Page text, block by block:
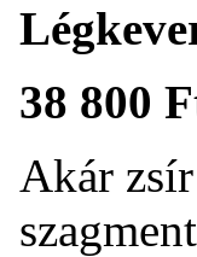
38 800
Akár